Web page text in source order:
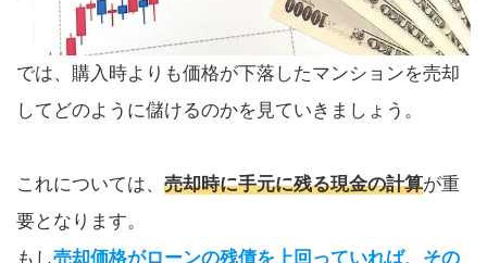
では、購入時よりも価格が下落したマンションを売却
してどのように儲けるのかを見ていきましょう。
これについては、 売却時に手元に残る現金の計算が重
要となります。
もし売却価格がローンの残債を上回っていれば、その